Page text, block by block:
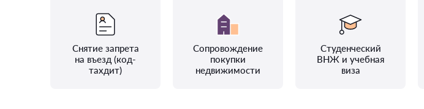
Снятие запрета
на въезд (код-
тахдит)
Сопровождение
покупки
недвижимости
Студенческий
ВНЖ и учебная
виза